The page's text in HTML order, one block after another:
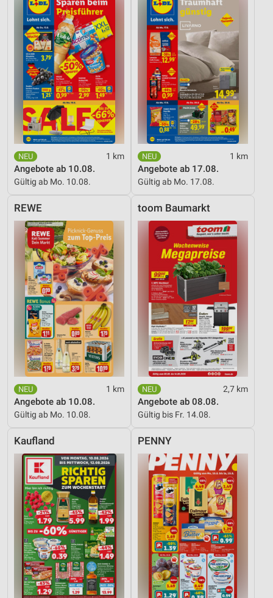
1 km
Angebote ab 10.08.
Gültig ab Mo. 10.08.
1 km
Angebote ab 17.08.
Gültig ab Mo. 17.08.
REWE
1 km
Angebote ab 10.08.
Gültig ab Mo. 10.08.
toom Baumarkt
2,7 km
Angebote ab 08.08.
Gültig bis Fr. 14.08.
Kaufland PENNY